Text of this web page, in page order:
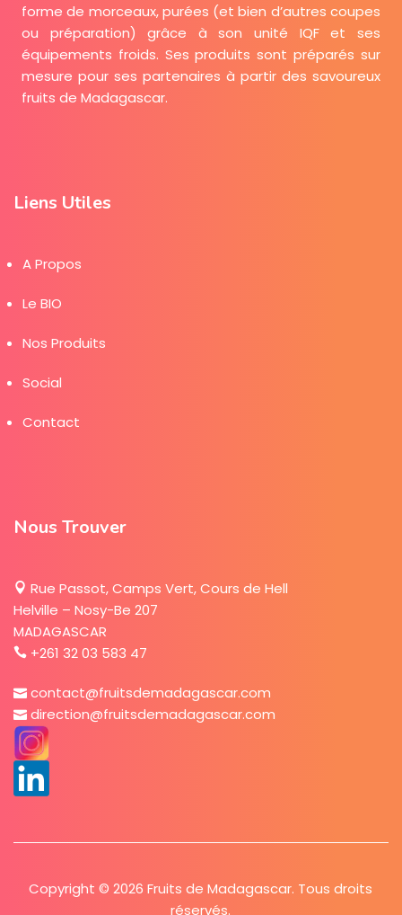
forme de morceaux, purées (et bien d’autres coupes
ou préparation) grâce à son unité IQF et ses
équipements froids. Ses produits sont préparés sur
mesure pour ses partenaires à partir des savoureux
fruits de Madagascar.
Liens Utiles
A Propos
Le BIO
Nos Produits
Social
Contact
Nous Trouver
Rue Passot, Camps Vert, Cours de Hell
Helville – Nosy-Be 207
MADAGASCAR
+261 32 03 583 47
contact@fruitsdemadagascar.com
direction@fruitsdemadagascar.com
Copyright © 2026 Fruits de Madagascar. Tous droits
réservés.